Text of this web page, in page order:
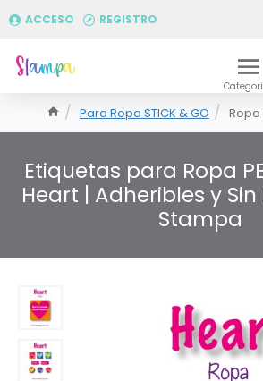
ACCESO REGISTRO
Para Ropa STICK & GO Ropa
Etiquetas para Ropa
Heart | Adheribles y
Stampa